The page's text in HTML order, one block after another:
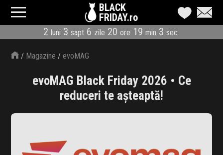
BLACK
FRIDAY.ro
2 luni 3 sapt 6 zile 20 ore 19 min 2 sec
CATEGORII
MAGAZINE
ÎNSCRIE MAGAZIN
LIVE BLOG
/ Magazine /evoMAG
evoMAG Black Friday 2026 • Ce
reduceri te așteaptă!